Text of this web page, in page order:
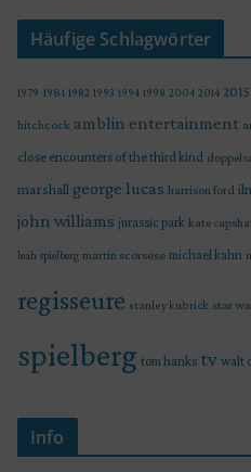
Häufige Schlagwörter
1979 1981 1982 1993 1994 1998 2004 2014 2015
hitchcock amblin entertainment
close encounters of the third kind
marshall george lucas harrison ford
john williams jurassic park kate
leah spielberg martin scorsese michael kahn
regisseure stanley kubrick star
spielberg tom hanks tv walt
Info